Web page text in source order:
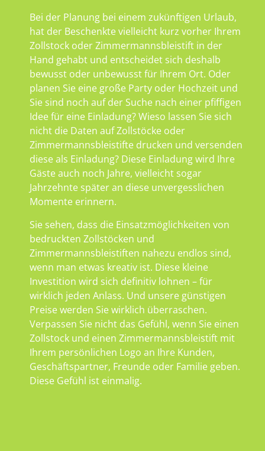
Bei der Planung bei einem zukünftigen Urlaub,
hat der Beschenkte vielleicht kurz vorher Ihrem
Zollstock oder Zimmermannsbleistift in der
Hand gehabt und entscheidet sich deshalb
bewusst oder unbewusst für Ihrem Ort. Oder
planen Sie eine große Party oder Hochzeit und
Sie sind noch auf der Suche nach einer pfiffigen
Idee für eine Einladung? Wieso lassen Sie sich
nicht die Daten auf Zollstöcke oder
Zimmermannsbleistifte drucken und versenden
diese als Einladung? Diese Einladung wird Ihre
Gäste auch noch Jahre, vielleicht sogar
Jahrzehnte später an diese unvergesslichen
Momente erinnern.
Sie sehen, dass die Einsatzmöglichkeiten von
bedruckten Zollstöcken und
Zimmermannsbleistiften nahezu endlos sind,
wenn man etwas kreativ ist. Diese kleine
Investition wird sich definitiv lohnen – für
wirklich jeden Anlass. Und unsere günstigen
Preise werden Sie wirklich überraschen.
Verpassen Sie nicht das Gefühl, wenn Sie einen
Zollstock und einen Zimmermannsbleistift mit
Ihrem persönlichen Logo an Ihre Kunden,
Geschäftspartner, Freunde oder Familie geben.
Diese Gefühl ist einmalig.